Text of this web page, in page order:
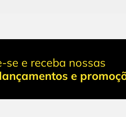
se e receba nossas
e